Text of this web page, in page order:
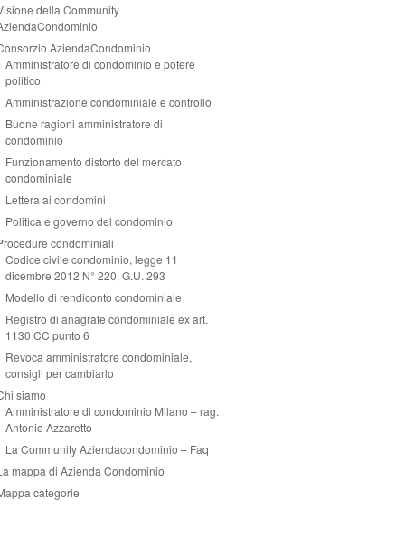
della Community
AziendaCondominio
Amministratore di condominio e potere
politico
Amministrazione condominiale e controllo
Buone ragioni amministratore di
condominio
Funzionamento distorto del mercato
condominiale
Lettera ai condomini
Politica e governo del condominio
condominiali
Codice civile condominio, legge 11
dicembre 2012 N° 220, G.U. 293
Modello di rendiconto condominiale
Registro di anagrafe condominiale ex art.
1130 CC punto 6
Revoca amministratore condominiale,
consigli per cambiarlo
siamo
Amministratore di condominio Milano – rag.
Antonio Azzaretto
La Community Aziendacondominio – Faq
mappa di Azienda Condominio
categorie